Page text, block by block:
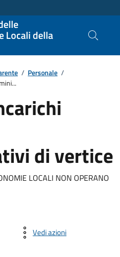
Locali della
/ Personale /
di vertice
LOCALI NON OPERANO
Vedi azioni